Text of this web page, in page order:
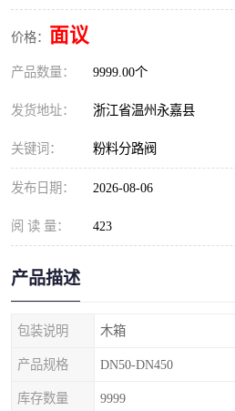
价格： 面议
产品数量： 9999.00个
发货地址： 浙江省温州永嘉县
关键词： 粉料分路阀
发布日期： 2026-08-06
阅 读 量： 423
产品描述
包装说明 木箱
产品规格 DN50-DN450
库存数量 9999